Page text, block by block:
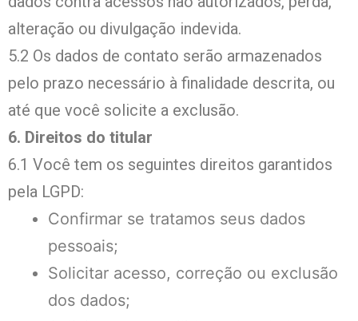
alteração ou divulgação indevida.
5.2 Os dados de contato serão armazenados
pelo prazo necessário à finalidade descrita, ou
até que você solicite a exclusão.
6. Direitos do titular
6.1 Você tem os seguintes direitos garantidos
pela LGPD:
Confirmar se tratamos seus dados
pessoais;
Solicitar acesso, correção ou exclusão
dos dados;